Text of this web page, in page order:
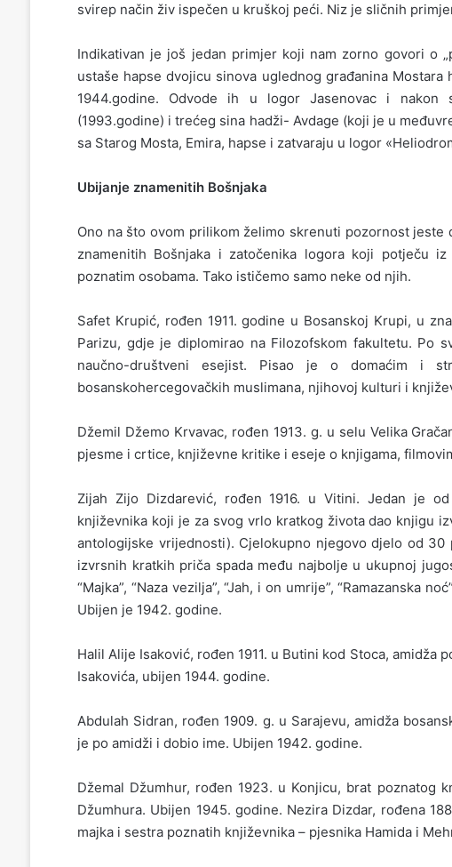
svirep način živ ispečen u kruškoj peći. Niz je sličnih
Indikativan je još jedan primjer koji nam zorno govori o
ustaše hapse dvojicu sinova uglednog građanina
1944.godine. Odvode ih u logor Jasenovac i nakon
(1993.godine) i trećeg sina hadži- Avdage (koji je u
sa Starog Mosta, Emira, hapse i zatvaraju u logor
Ubijanje znamenitih Bošnjaka
Ono na što ovom prilikom želimo skrenuti pozornost
znamenitih Bošnjaka i zatočenika logora koji potječu
poznatim osobama. Tako ističemo samo neke od njih.
Safet Krupić, rođen 1911. godine u Bosanskoj Krupi, u
Parizu, gdje je diplomirao na Filozofskom fakultetu. Po
naučno-društveni esejist. Pisao je o domaćim i
bosanskohercegovačkih muslimana, njihovoj kulturi i
Džemil Džemo Krvavac, rođen 1913. g. u selu Velika
pjesme i crtice, književne kritike i eseje o knjigama,
Zijah Zijo Dizdarević, rođen 1916. u Vitini. Jedan je
književnika koji je za svog vrlo kratkog života dao knjigu
antologijske vrijednosti). Cjelokupno njegovo djelo od
izvrsnih kratkih priča spada među najbolje u ukupnoj
“Majka”, “Naza vezilja”, “Jah, i on umrije”, “Ramazanska
Ubijen je 1942. godine.
Halil Alije Isaković, rođen 1911. u Butini kod Stoca,
Isakovića, ubijen 1944. godine.
Abdulah Sidran, rođen 1909. g. u Sarajevu, amidža
je po amidži i dobio ime. Ubijen 1942. godine.
Džemal Džumhur, rođen 1923. u Konjicu, brat poznatog
Džumhura. Ubijen 1945. godine. Nezira Dizdar, rođena
majka i sestra poznatih književnika – pjesnika Hamida i